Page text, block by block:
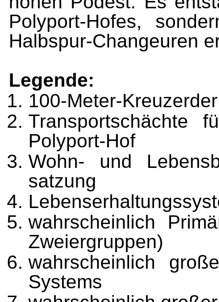
Polyport-Hofes,
Halbspur-Changeuren
Legende:
100-Meter-
Transportschächte
Polyport-Hof
Wohn- und
satzung
wahrscheinlich
Zweiergruppen)
wahrscheinlich
Systems